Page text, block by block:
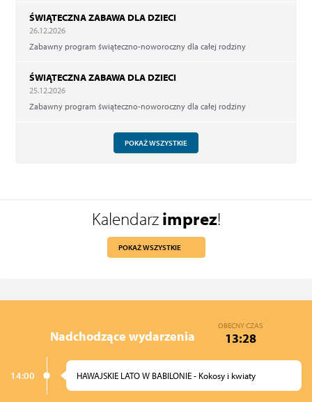
ŚWIĄTECZNA ZABAWA DLA DZIECI
26.12.2026
Zabawny program świąteczno-noworoczny dla całej rodziny
ŚWIĄTECZNA ZABAWA DLA DZIECI
25.12.2026
Zabawny program świąteczno-noworoczny dla całej rodziny
POKAŻ WSZYSTKIE
Kalendarzimprez!
POKAŻ WSZYSTKIE
Nadchodzące wydarzenia
OBECNY CZAS
13:28
14:00 HAWAJSKIE LATO W BABILONIE - Kokosy i kwiaty